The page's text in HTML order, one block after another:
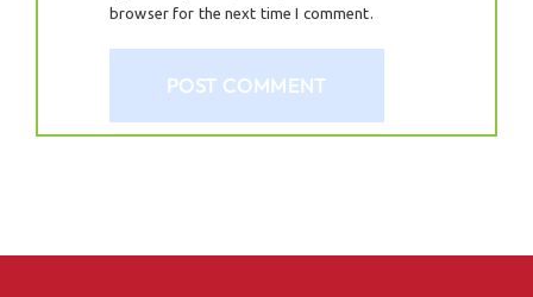
browser for the next time I comment.